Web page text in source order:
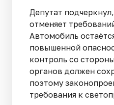
Депутат
отменяет
Автомобиль
повышенной
контроль со
органов должен
поэтому
требования к